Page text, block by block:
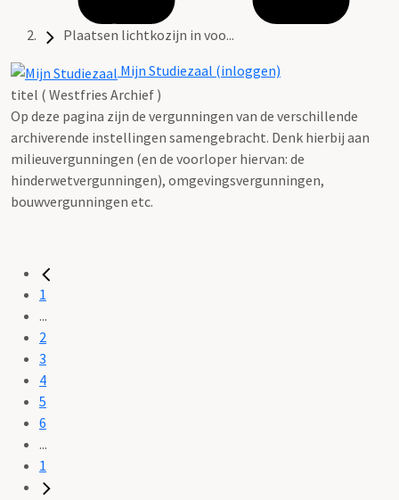
Plaatsen lichtkozijn in voo...
Mijn Studiezaal (inloggen)
titel ( Westfries Archief )
Op deze pagina zijn de vergunningen van de verschillende
archiverende instellingen samengebracht. Denk hierbij aan
milieuvergunningen (en de voorloper hiervan: de
hinderwetvergunningen), omgevingsvergunningen,
bouwvergunningen etc.
1
...
2
3
4
5
6
...
1